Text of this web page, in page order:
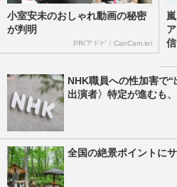
小室安未のおしゃれ動画の秘密
が判明
PR(アドビ｜CanCam.jp)
NHK職員への性加害で
出演者〉特定が進むも
全国の絶景ポイントに